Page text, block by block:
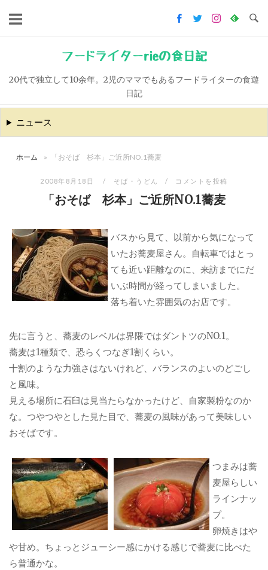
キ
ッ
フードライターrieの食日記
20代で独立して10余年。2児のママでもあるフードライターの食遊
日記
ニュース
ホーム » 「おそば 杉本」ご近所NO.1蕎麦
2008年8月18日 そば・うどん コメントを投稿
「おそば 杉本」ご近所NO.1蕎麦
バスから見て、以前から気になって
いたお蕎麦屋さん。自転車ではとっ
ても近い距離なのに、来訪までにだ
いぶ時間が経ってしまいました。
落ち着いた雰囲気のお店です。
先に言うと、蕎麦のレベルは界隈ではダントツのNO.1。
蕎麦は1種類で、恐らくつなぎ1割くらい。
十割のような力強さはないけれど、バランスのよいのどごし
と風味。
見える場所に石臼は見当たらなかったけど、自家製粉なのか
な。つやつやとした見た目で、蕎麦の風味があって美味しい
おそばです。
つまみは蕎
麦屋らしい
ラインナッ
プ。
卵焼きはや
や甘め。ちょっとジューシー感にかける感じで蕎麦に比べた
ら普通かな。